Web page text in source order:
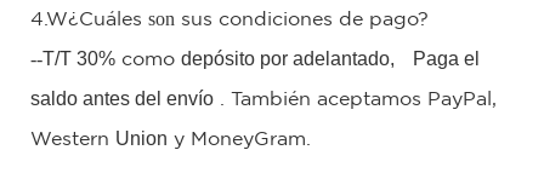
4.W¿Cuáles son sus condiciones de pago?
--T/T 30% como depósito por adelantado,
Paga el
saldo antes del envío
También aceptamos PayPal,
Western Union y MoneyGram.